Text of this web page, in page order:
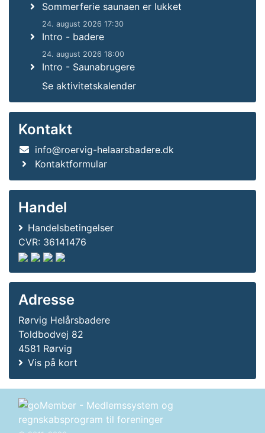
Sommerferie saunaen er lukket
24. august 2026 17:30
Intro - badere
24. august 2026 18:00
Intro - Saunabrugere
Se aktivitetskalender
Kontakt
info@roervig-helaarsbadere.dk
Kontaktformular
Handel
Handelsbetingelser
CVR: 36141476
Adresse
Rørvig Helårsbadere
Toldbodvej 82
4581 Rørvig
Vis på kort